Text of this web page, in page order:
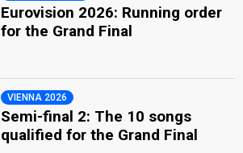
Eurovision 2026: Running order
for the Grand Final
VIENNA 2026
Semi-final 2: The 10 songs
qualified for the Grand Final